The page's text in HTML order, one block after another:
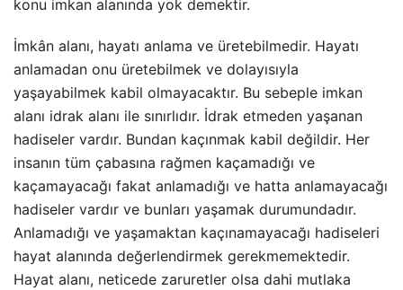
konu imkan alanında yok demektir.
İmkân alanı, hayatı anlama ve üretebilmedir. Hayatı
anlamadan onu üretebilmek ve dolayısıyla
yaşayabilmek kabil olmayacaktır. Bu sebeple imkan
alanı idrak alanı ile sınırlıdır. İdrak etmeden yaşanan
hadiseler vardır. Bundan kaçınmak kabil değildir. Her
insanın tüm çabasına rağmen kaçamadığı ve
kaçamayacağı fakat anlamadığı ve hatta anlamayacağı
hadiseler vardır ve bunları yaşamak durumundadır.
Anlamadığı ve yaşamaktan kaçınamayacağı hadiseleri
hayat alanında değerlendirmek gerekmemektedir.
Hayat alanı, neticede zaruretler olsa dahi mutlaka